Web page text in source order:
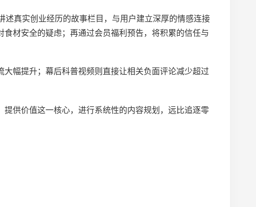
述真实创业经历的故事栏目，与用户建立深厚的情感连接
材安全的疑虑；再通过会员福利预告，将积累的信任与
幅提升；幕后科普视频则直接让相关负面评论减少超过
提供价值这一核心，进行系统性的内容规划，远比追逐零